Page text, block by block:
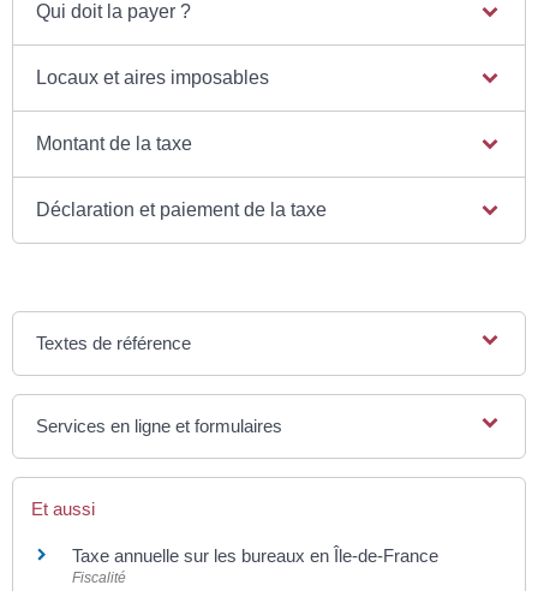
Qui doit la payer ?
Locaux et aires imposables
Montant de la taxe
Déclaration et paiement de la taxe
Textes de référence
Services en ligne et formulaires
Et aussi
Taxe annuelle sur les bureaux en Île-de-France
Fiscalité